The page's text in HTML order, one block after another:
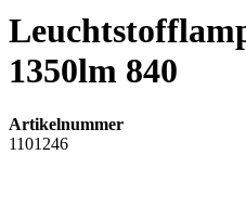
1350lm 840
Artikelnummer
1101246